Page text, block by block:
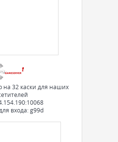
на 32 каски для наших
входа: g99d